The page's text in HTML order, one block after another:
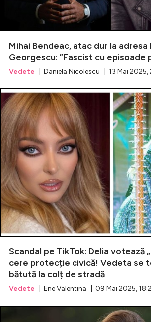
Mihai Bendeac, atac dur la adresa
Georgescu: ”Fascist cu episoade
Vedete | Daniela Nicolescu | 13 Mai 2025,
Scandal pe TikTok: Delia votează
cere protecție civică! Vedeta se
bătută la colț de stradă
Vedete | Ene Valentina | 09 Mai 2025,